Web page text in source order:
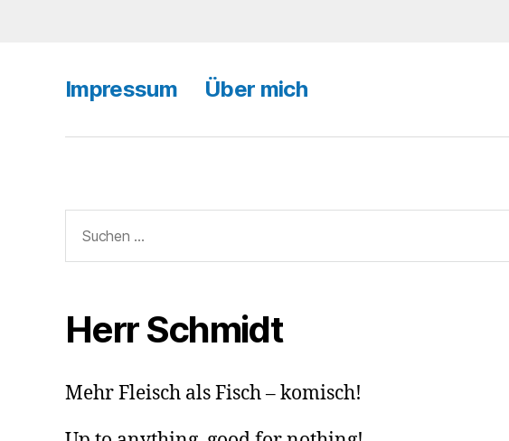
Impressum Über mich
nach:
Herr Schmidt
Mehr Fleisch als Fisch – komisch!